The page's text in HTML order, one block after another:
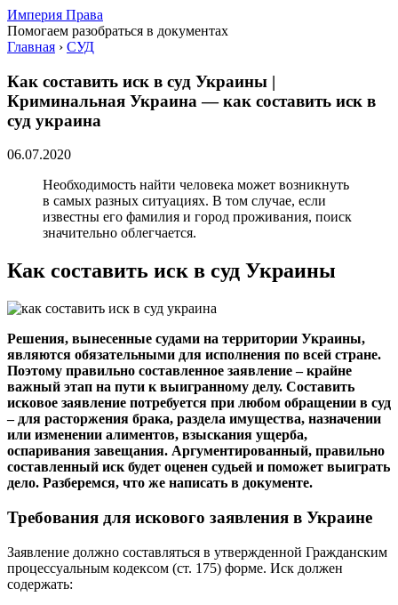
Империя Права
Помогаем разобраться в документах
Главная › СУД
Как составить иск в суд Украины |
Криминальная Украина — как составить иск в
суд украина
06.07.2020
Необходимость найти человека может возникнуть
в самых разных ситуациях. В том случае, если
известны его фамилия и город проживания, поиск
значительно облегчается.
Как составить иск в суд Украины
Решения, вынесенные судами на территории Украины,
являются обязательными для исполнения по всей стране.
Поэтому правильно составленное заявление – крайне
важный этап на пути к выигранному делу. Составить
исковое заявление потребуется при любом обращении в суд
– для расторжения брака, раздела имущества, назначении
или изменении алиментов, взыскания ущерба,
оспаривания завещания. Аргументированный, правильно
составленный иск будет оценен судьей и поможет выиграть
дело. Разберемся, что же написать в документе.
Требования для искового заявления в Украине
Заявление должно составляться в утвержденной Гражданским
процессуальным кодексом (ст. 175) форме. Иск должен
содержать: